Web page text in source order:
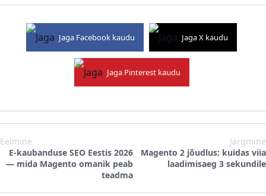
Jaga Facebook kaudu Jaga X kaudu
Jaga Pinterest kaudu
Eelmine
E-kaubanduse SEO Eestis 2026
— mida Magento omanik peab
teadma
Järgmine
Magento 2 jõudlus: kuidas viia
laadimisaeg 3 sekundile